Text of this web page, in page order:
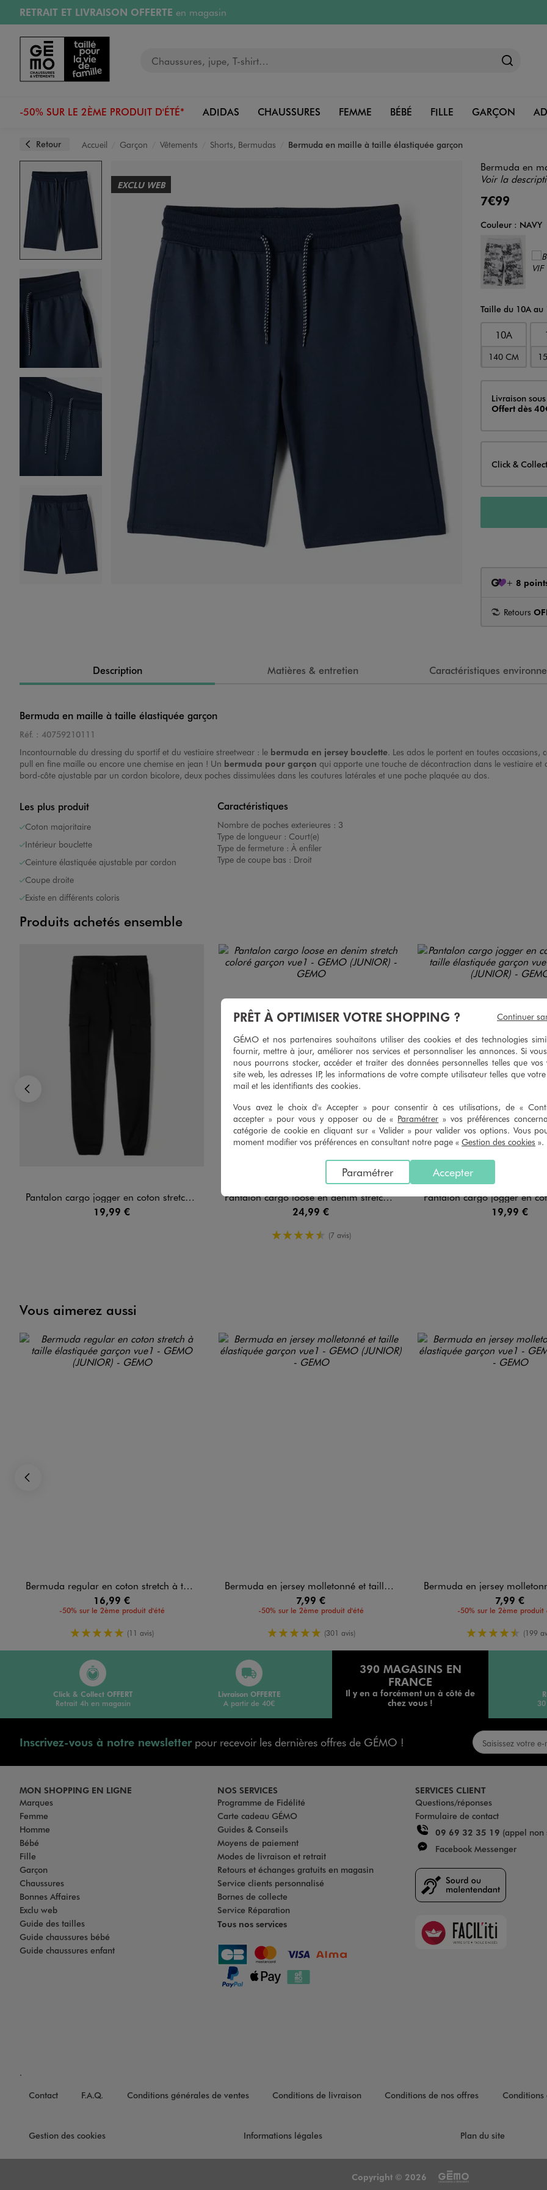
Aller au contenu principal
Aller à la navigation
RÉSERVATION GRATUITE4h en magasin
LIVRAISON OFFERTE
-50% SUR LE 2ÈME PRODUIT D'ÉTÉ* ADIDAS CHAUSSURES FEMME BÉBÉ FILLE GARÇON
Retour Accueil Garçon Vêtements Shorts, Bermudas Bermuda en maille à taille élastiquée garçon
EXCLU WEB
Bermuda en
Voir la
7€99
Couleur
Couleur : NAVY
Choisissez votre
Taille du 10A au
10A
140 CM
Livraison
Livraison
Offert dès
Click &
+ 8
Retours
Description Matières & entretien Caractéristiques
Bermuda en maille à taille élastiquée garçon
Réf. : 40759210111
Incontournable du dressing du sportif et du vestiaire streetwear : le bermuda en jersey bouclette. Les ados le portent en toutes
pull en fine maille ou encore une chemise en jean ! Un bermuda pour garçon qui apporte une touche de décontraction dans le vestiaire et
bord-côte ajustable par un cordon bicolore, deux poches dissimulées dans les coutures latérales et une poche plaquée au dos.
Les plus produit
Coton majoritaire
Intérieur bouclette
Ceinture élastiquée ajustable par cordon
Coupe droite
Existe en différents coloris
Caractéristiques
Nombre de poches exterieures : 3
Type de longueur : Court(e)
Type de fermeture : À enfiler
Type de coupe bas : Droit
Produits achetés ensemble
Pantalon cargo jogger en coton stretch à taille élastiquée garçon
19,99 €
Pantalon cargo loose en denim stretch coloré garçon
24,99 €
4.5/5 de moyenne
(7 avis)
Pantalon cargo jogger en coton stretch à taille
19,99 €
Précédent
Vous aimerez aussi
Bermuda regular en coton stretch à taille élastiquée garçon
16,99 €
-50% sur le 2ème produit d'été
5/5 de moyenne
(11 avis)
Bermuda en jersey molletonné et taille élastiquée garçon
7,99 €
-50% sur le 2ème produit d'été
5/5 de moyenne
(301 avis)
Bermuda en jersey molletonné et taille
7,99 €
-50% sur le 2ème produit
4.5/5 de(199
390 MAGASINS EN
FRANCE
Il y en a forcément un à côté de
chez vous !
Click & Collect OFFERT
Retrait 4h en magasin
Livraison OFFERTE
A partir de 40€
Inscrivez-vous à notre newsletterpour recevoir les dernières offres de GÉMO !
MON SHOPPING EN LIGNE
Marques
Femme
Homme
Bébé
Fille
Garçon
Chaussures
Bonnes Affaires
Exclu web
Guide des tailles
Guide chaussures bébé
Guide chaussures enfant
NOS SERVICES
Programme de Fidélité
Carte cadeau GÉMO
Guides & Conseils
Moyens de paiement
Modes de livraison et retrait
Retours et échanges gratuits en magasin
Service clients personnalisé
Bornes de collecte
Service Réparation
Tous nos services
SERVICES CLIENT
Questions/réponses
Formulaire de contact
09 69 32 35 19 (appel non
Facebook Messenger
Faciliti
.
Contact
F.A.Q. Conditions générales de ventes Conditions de livraison Conditions de nos offres
Gestion des cookies Informations légales Plan du site
Copyright © 2026
PRÊT À OPTIMISER VOTRE SHOPPING ?
GÉMO et nos partenaires souhaitons utiliser des cookies et des technologies
fournir, mettre à jour, améliorer nos services et personnaliser les annonces. Si
nous pourrons stocker, accéder et traiter des données personnelles telles que vos
site web, les adresses IP, les informations de votre compte utilisateur telles que
mail et les identifiants des cookies.
Vous avez le choix d'« Accepter » pour consentir à ces utilisations, de «
accepter » pour vous y opposer ou de « Paramétrer » vos préférences
catégorie de cookie en cliquant sur « Valider » pour valider vos options. Vous
moment modifier vos préférences en consultant notre page « Gestion des cookies ».
Accepter
Paramétrer
Continuer